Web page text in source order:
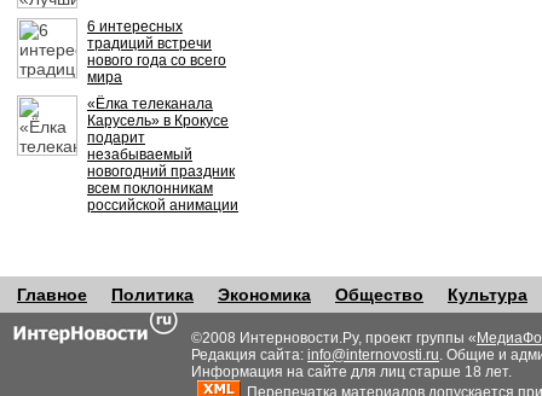
6 интересных
традиций встречи
нового года со всего
мира
«Ёлка телеканала
Карусель» в Крокусе
подарит
незабываемый
новогодний праздник
всем поклонникам
российской анимации
Главное Политика Экономика Общество Культура
©2008 Интерновости.Ру, проект группы «
Редакция сайта: info@internovosti.ru. Общие и
Информация на сайте для лиц старше 18 лет.
Перепечатка материалов допускается